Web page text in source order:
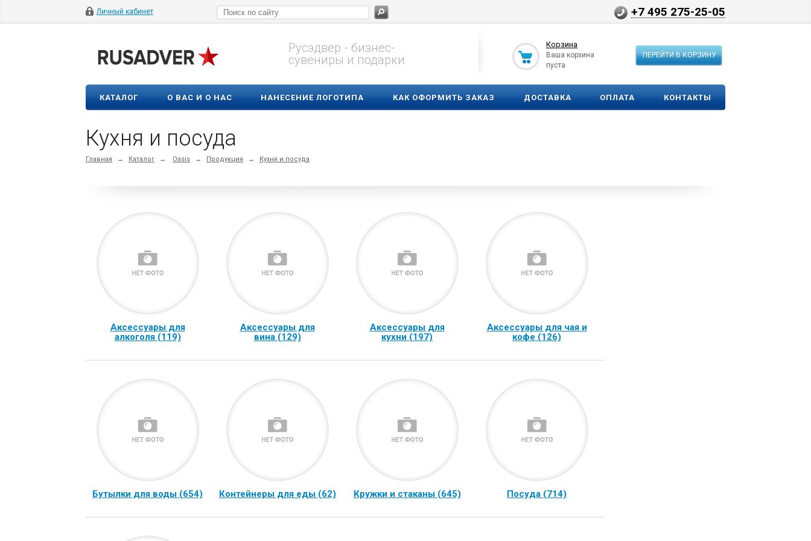
Личный кабинет +7 495 275-25-05
Русэдвер - бизнес-
сувениры и подарки
Корзина
Ваша корзина
пуста
ПЕРЕЙТИ В КОРЗИНУ
КАТАЛОГ О ВАС И О НАС НАНЕСЕНИЕ ЛОГОТИПА КАК ОФОРМИТЬ ЗАКАЗ ДОСТАВКА ОПЛАТА КОНТАКТЫ
Кухня и посуда
Главная → Каталог → Oasis → Продукция → Кухня и посуда
Аксессуары для
алкоголя (119)
Аксессуары для
вина (129)
Аксессуары для
кухни (197)
Аксессуары для чая и
кофе (126)
Бутылки для воды (654) Контейнеры для еды (62) Кружки и стаканы (645) Посуда (714)